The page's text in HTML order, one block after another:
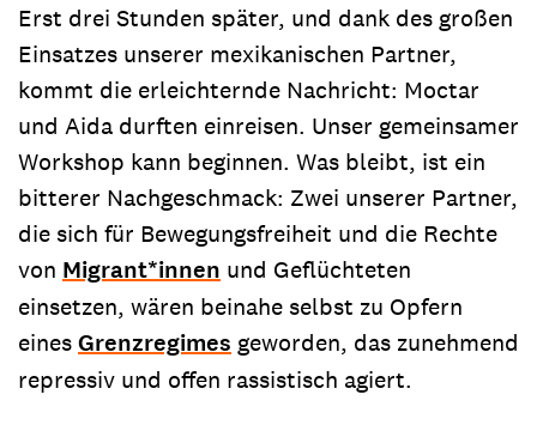
Erst drei Stunden später, und dank des großen
Einsatzes unserer mexikanischen Partner,
kommt die erleichternde Nachricht: Moctar
und Aida durften einreisen. Unser gemeinsamer
Workshop kann beginnen. Was bleibt, ist ein
bitterer Nachgeschmack: Zwei unserer Partner,
die sich für Bewegungsfreiheit und die Rechte
von Migrant*innen und Geflüchteten
einsetzen, wären beinahe selbst zu Opfern
einesGrenzregimes geworden, das zunehmend
repressiv und offen rassistisch agiert.